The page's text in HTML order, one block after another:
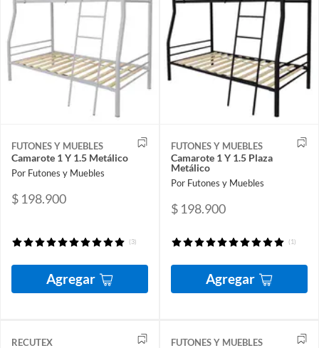
FUTONES Y MUEBLES
Camarote 1 Y 1.5 Metálico
Por Futones y Muebles
$ 198.900
(3)
Agregar
FUTONES Y MUEBLES
Camarote 1 Y 1.5 Plaza
Metálico
Por Futones y Muebles
$ 198.900
(1)
Agregar
RECUTEX FUTONES Y MUEBLES